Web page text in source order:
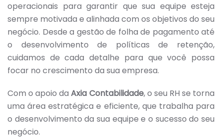
operacionais para garantir que sua equipe esteja
sempre motivada e alinhada com os objetivos do seu
negócio. Desde a gestão de folha de pagamento até
o desenvolvimento de políticas de retenção,
cuidamos de cada detalhe para que você possa
focar no crescimento da sua empresa.
Com o apoio daAxia Contabilidade, o seu RH se torna
uma área estratégica e eficiente, que trabalha para
o desenvolvimento da sua equipe e o sucesso do seu
negócio.